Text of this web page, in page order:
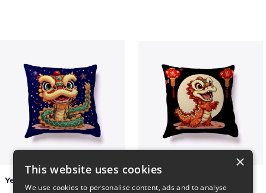
×
This website uses cookies
We use cookies to personalise content, ads and to analyse